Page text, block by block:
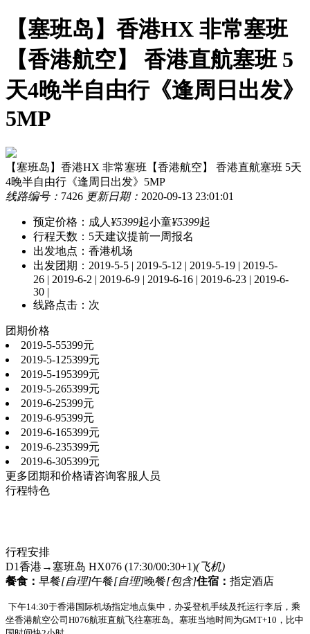
【塞班岛】香港HX 非常塞班
【香港航空】 香港直航塞班 5
天4晚半自由行《逢周日出发》
5MP
【塞班岛】香港HX 非常塞班【香港航空】 香港直航塞班 5天
4晚半自由行《逢周日出发》5MP
线路编号： 7426 更新日期： 2020-09-13 23:01:01
预定价格： 成人 ¥5399起小童¥5399起
行程天数： 5天建议提前一周报名
出发地点：香港机场
出发团期： 2019-5-5 | 2019-5-12 | 2019-5-19 | 2019-5-
26 | 2019-6-2 | 2019-6-9 | 2019-6-16 | 2019-6-23 | 2019-6-
30 |
线路点击： 次
团期价格
2019-5-55399元
2019-5-125399元
2019-5-195399元
2019-5-265399元
2019-6-25399元
2019-6-95399元
2019-6-165399元
2019-6-235399元
2019-6-305399元
更多团期和价格请咨询客服人员
行程特色
行程安排
D1香港→塞班岛 HX076 (17:30/00:30+1)(飞机)
餐食： 早餐[自理]午餐[自理]晚餐[包含]住宿： 指定酒店
下午14:30于香港国际机场指定地点集中，办妥登机手续及托运行李后，乘
坐香港航空公司 H076航班直航飞往塞班岛。塞班当地时间为GMT+10 ，比中